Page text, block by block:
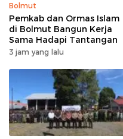
Bolmut
Pemkab dan Ormas Islam
di Bolmut Bangun Kerja
Sama Hadapi Tantangan
3 jam yang lalu